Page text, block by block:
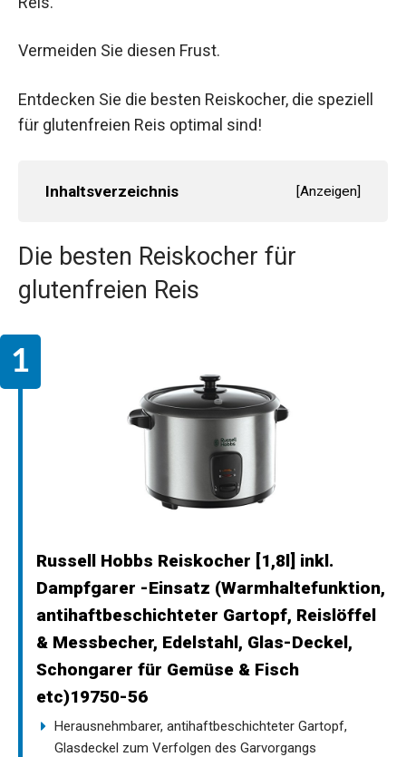
Vermeiden Sie diesen Frust.
Entdecken Sie die besten Reiskocher, die speziell
für glutenfreien Reis optimal sind!
Inhaltsverzeichnis [Anzeigen]
Die besten Reiskocher für
glutenfreien Reis
Russell Hobbs Reiskocher [1,8l] inkl.
Dampfgarer -Einsatz (Warmhaltefunktion,
antihaftbeschichteter Gartopf, Reislöffel
& Messbecher, Edelstahl, Glas-Deckel,
Schongarer für Gemüse & Fisch
etc)19750-56
Herausnehmbarer, antihaftbeschichteter Gartopf,
Glasdeckel zum Verfolgen des Garvorgangs